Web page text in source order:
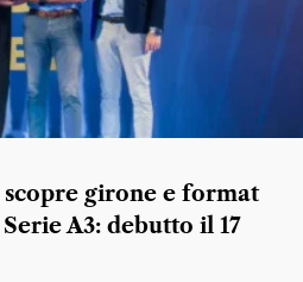
girone e format
A3: debutto il 17